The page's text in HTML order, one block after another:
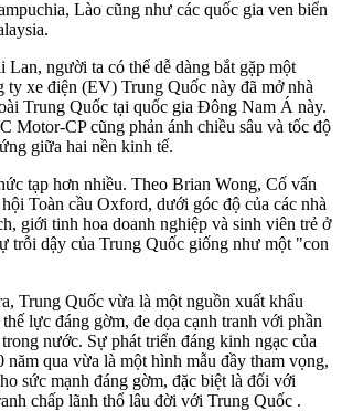
Lào cũng như các quốc gia ven biển
Lan, người ta có thể dễ dàng bắt gặp một
xe điện (EV) Trung Quốc này đã mở nhà
Trung Quốc tại quốc gia Đông Nam Á này.
Motor-CP cũng phản ánh chiều sâu và tốc độ
giữa hai nền kinh tế.
tạp hơn nhiều. Theo Brian Wong, Cố vấn
Toàn cầu Oxford, dưới góc độ của các nhà
giới tinh hoa doanh nghiệp và sinh viên trẻ ở
trỗi dậy của Trung Quốc giống như một "con
Trung Quốc vừa là một nguồn xuất khẩu
lực đáng gờm, đe dọa cạnh tranh với phần
nước. Sự phát triển đáng kinh ngạc của
năm qua vừa là một hình mẫu đầy tham vọng,
sức mạnh đáng gờm, đặc biệt là đối với
chấp lãnh thổ lâu đời với Trung Quốc .